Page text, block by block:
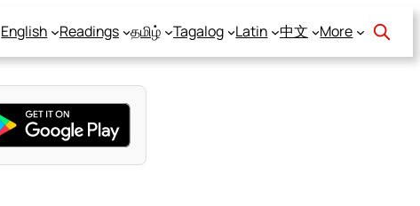
English Readings தமிழ் Tagalog Latin 中文 More